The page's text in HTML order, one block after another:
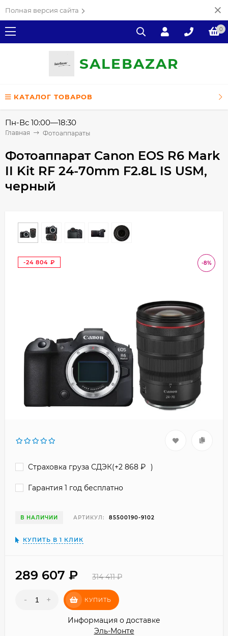
Полная версия сайта
0
SALEВAZAR
КАТАЛОГ ТОВАРОВ
Пн-Вс 10:00—18:30
Главная Фотоаппараты
Фотоаппарат Canon EOS R6 Mark
II Kit RF 24-70mm F2.8L IS USM,
черный
-8%
-24 804
Страховка груза СДЭК(+2 868 )
Гарантия 1 год бесплатно
В НАЛИЧИИ АРТИКУЛ: 85500190-9102
КУПИТЬ В 1 КЛИК
289 607 314 411
- + КУПИТЬ
Информация о доставке
Эль-Монте